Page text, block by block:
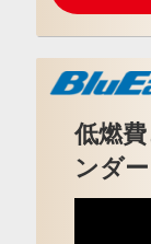
低燃
ンダ